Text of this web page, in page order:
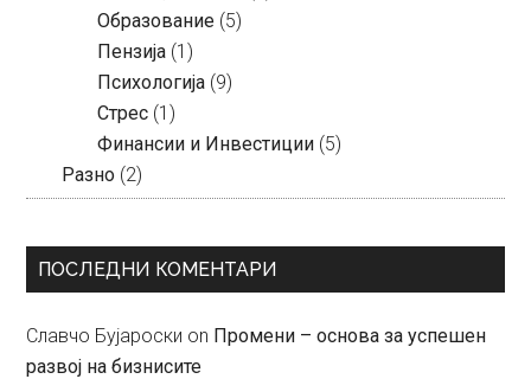
Образование (5)
Пензија (1)
Психологија (9)
Стрес (1)
Финансии и Инвестиции (5)
Разно (2)
ПОСЛЕДНИ КОМЕНТАРИ
Славчо Бујароски on Промени – основа за успешен
развој на бизнисите